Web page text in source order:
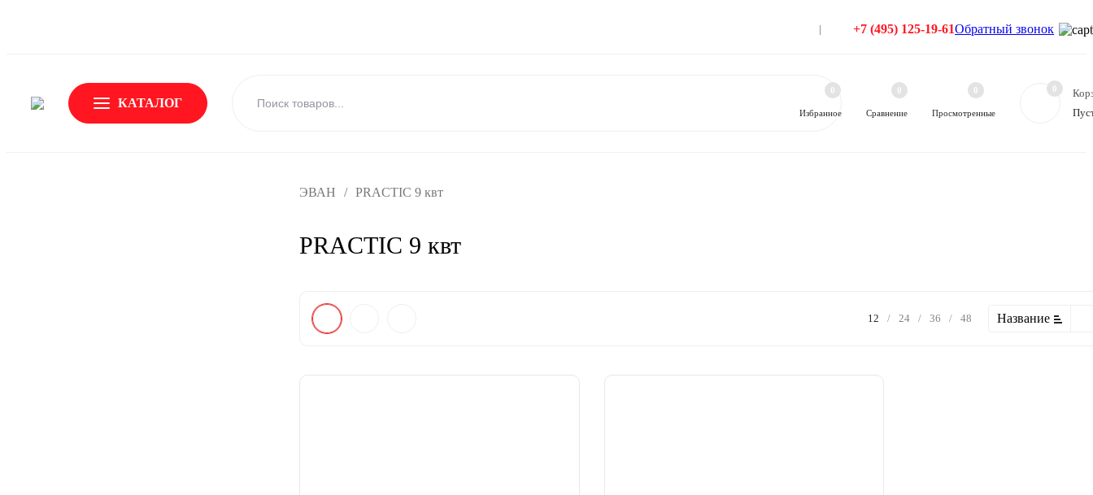
+7 (495) 125-19-61Обратный звонок
КАТАЛОГ
Избранное
0
Сравнение
0
Просмотренные
0 0
ЭВАН / PRACTIC 9 квт
PRACTIC 9 квт
12 / 24 / 36 / 48 Название